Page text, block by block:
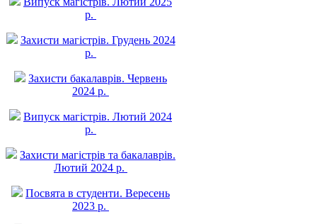
р.
Захисти магістрів. Грудень 2024
р.
Захисти бакалаврів. Червень
2024 р.
Випуск магістрів. Лютий 2024
р.
Захисти магістрів та бакалаврів.
Лютий 2024 р.
Посвята в студенти. Вересень
2023 р.